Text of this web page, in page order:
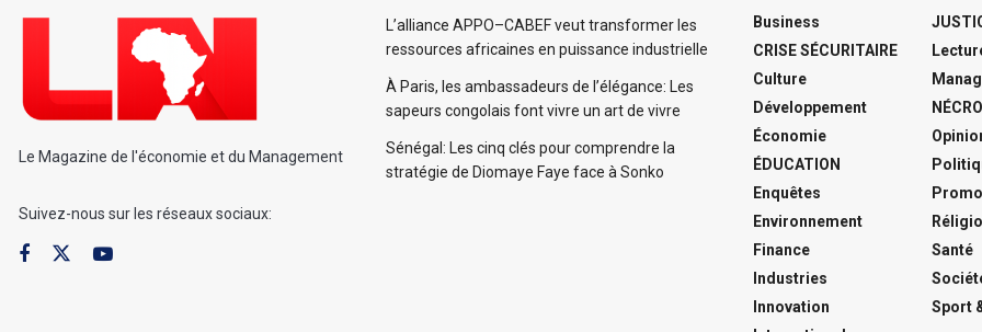
Le Magazine de l'économie et du Management
Suivez-nous sur les réseaux sociaux:
L’alliance APPO–CABEF veut transformer les
ressources africaines en puissance industrielle
À Paris, les ambassadeurs de l’élégance: Les
sapeurs congolais font vivre un art de vivre
Sénégal: Les cinq clés pour comprendre la
stratégie de Diomaye Faye face à Sonko
Business
CRISE SÉCURITAIRE
Culture
Développement
Économie
ÉDUCATION
Enquêtes
Environnement
Finance
Industries
Innovation
Santé
Sport